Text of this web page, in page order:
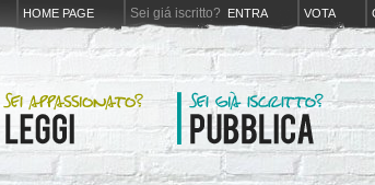
HOME PAGE Sei giá iscritto? ENTRA VOTA